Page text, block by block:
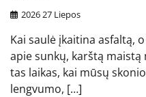
2026 27 Liepos
Kai saulė įkaitina asfaltą,
apie sunkų, karštą
tas laikas, kai mūsų
lengvumo, […]